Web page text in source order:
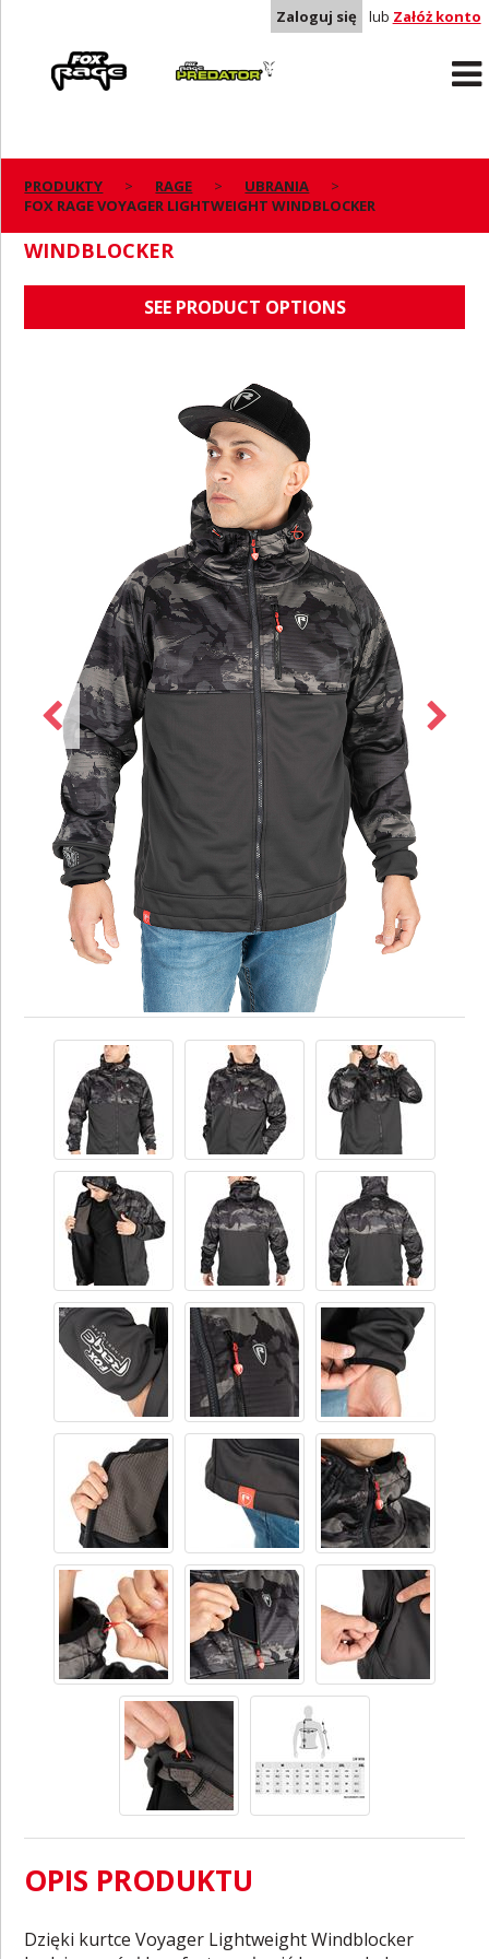
Zaloguj się lub Załóż konto
Predator
PRODUKTY RAGE
UBRANIA
FOX RAGE VOYAGER LIGHTWEIGHT WINDBLOCKER
WINDBLOCKER
SEE PRODUCT OPTIONS
OPIS PRODUKTU
Dzięki kurtce Voyager Lightweight Windblocker